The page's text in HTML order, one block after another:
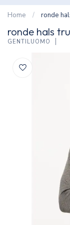
Home / ronde
ronde hals
GENTILUOMO